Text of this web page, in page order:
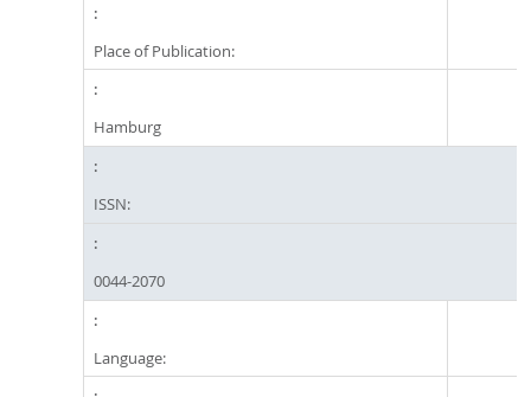
Place of Publication:
Hamburg
ISSN:
0044-2070
Language: